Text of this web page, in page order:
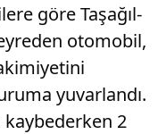
göre Taşağıl-
otomobil,
yuvarlandı.
kaybederken 2